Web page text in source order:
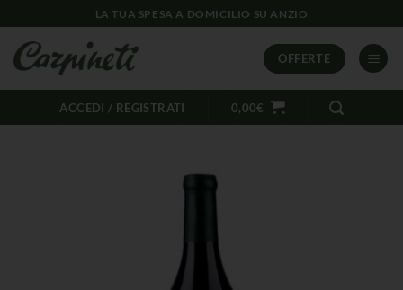
LA TUA SPESA A DOMICILIO SU ANZIO
OFFERTE
ACCEDI / REGISTRATI 0,00€